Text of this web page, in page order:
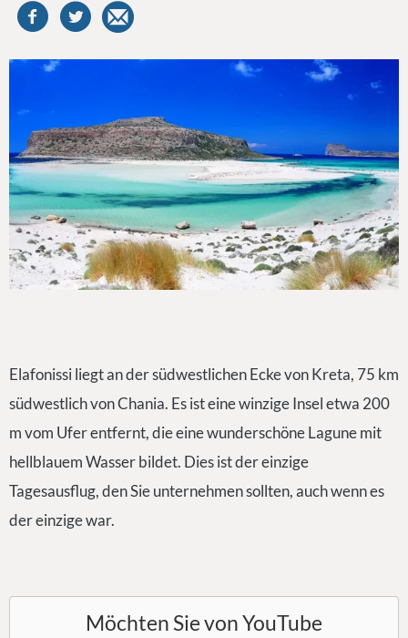
Elafonissi liegt an der südwestlichen Ecke von Kreta, 75 km
südwestlich von Chania. Es ist eine winzige Insel etwa 200
m vom Ufer entfernt, die eine wunderschöne Lagune mit
hellblauem Wasser bildet. Dies ist der einzige
Tagesausflug, den Sie unternehmen sollten, auch wenn es
der einzige war.
Möchten Sie vonYouTube